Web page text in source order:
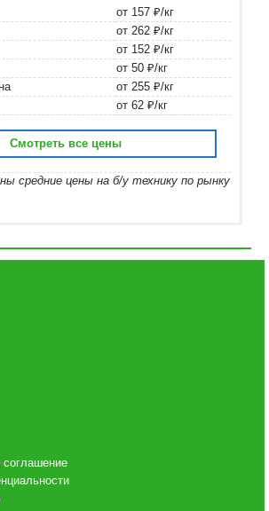
от 157 ₽/кг
от 262 ₽/кг
от 152 ₽/кг
от 50 ₽/кг
от 255 ₽/кг
от 62 ₽/кг
Смотреть все цены
средние цены на б/у технику по рынку
соглашение